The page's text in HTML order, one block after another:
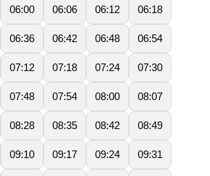
06:00 06:06 06:12 06:18
06:36 06:42 06:48 06:54
07:12 07:18 07:24 07:30
07:48 07:54 08:00 08:07
08:28 08:35 08:42 08:49
09:10 09:17 09:24 09:31